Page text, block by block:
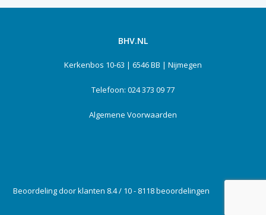
BHV.NL
Kerkenbos 10-63 | 6546 BB | Nijmegen
Telefoon: 024 373 09 77
Algemene Voorwaarden
Beoordeling door klanten 8.4 / 10 - 8118 beoordelingen